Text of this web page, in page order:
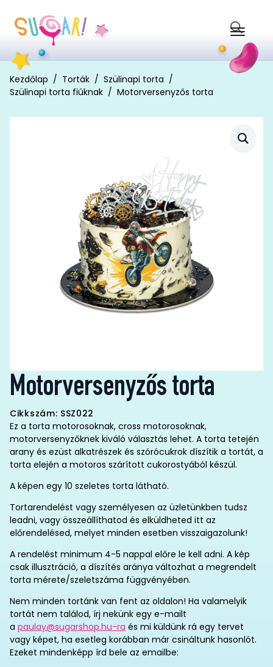
Search
for:
Kezdőlap Torták
Szülinapi torta
Szülinapi torta fiúknak
Motorversenyzős torta
Motorversenyzős torta
Cikkszám: SSZ022
Ez a torta motorosoknak, cross motorosoknak,
motorversenyzőknek kiváló választás lehet. A torta tetején
arany és ezüst alkatrészek és szórócukrok díszítik a tortát, a
torta elején a motoros szárított cukorostyából készül.
A képen egy 10 szeletes torta látható.
Tortarendelést vagy személyesen az üzletünkben tudsz
leadni, vagy összeállíthatod és elküldheted itt az
előrendelésed, melyet minden esetben visszaigazolunk!
A rendelést minimum 4-5 nappal előre le kell adni. A kép
csak illusztráció, a díszítés aránya változhat a megrendelt
torta mérete/szeletszáma függvényében.
Nem minden tortánk van fent az oldalon! Ha valamelyik
tortát nem találod, írj nekünk egy e-mailt
a paulay@sugarshop.hu-ra és mi küldünk rá egy tervet
vagy képet, ha esetleg korábban már csináltunk hasonlót.
Ezeket mindenképp írd bele az emailbe: